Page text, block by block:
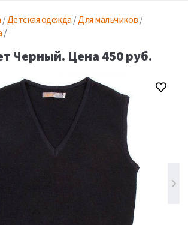
/Детская одежда /Для мальчиков /
/
Черный. Цена 450 руб.